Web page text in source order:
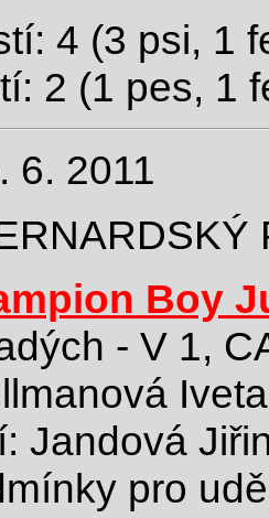
4 (3 psi, 1
2 (1 pes, 1
6. 2011
Boy
- V 1,
Iveta
Jandová
pro